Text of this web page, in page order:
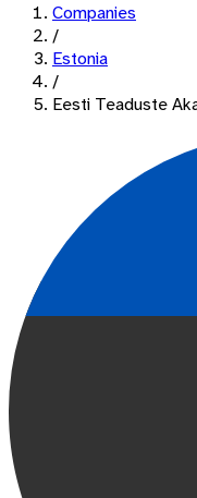
Companies
/
Estonia
/
Eesti Teaduste